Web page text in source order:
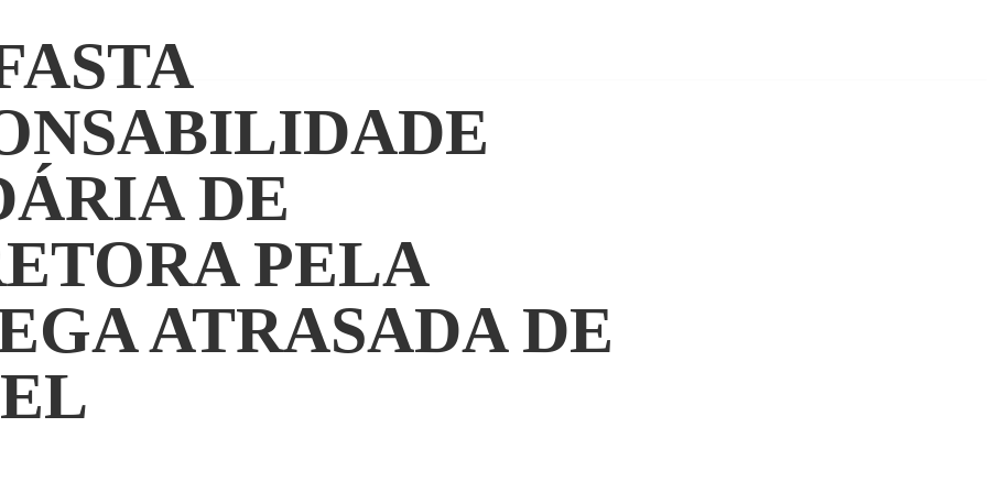
DE
PELA
ATRASADA DE